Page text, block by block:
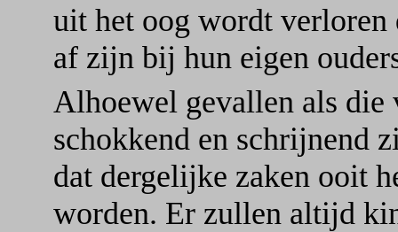
uit het oog wordt
af zijn bij hun eigen
Alhoewel gevallen als die
schokkend en schrijnend
dat dergelijke zaken ooit
worden. Er zullen altijd